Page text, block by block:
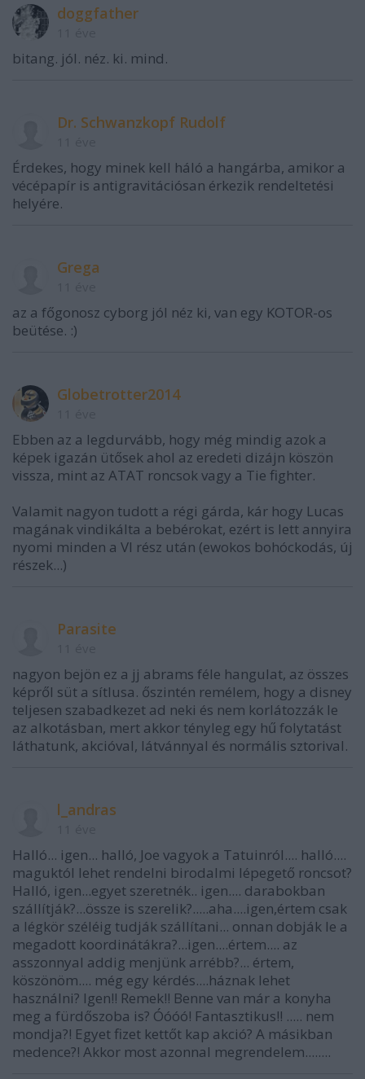
doggfather
bitang. jól. néz. ki. mind.
Dr. Schwanzkopf Rudolf
Érdekes, hogy minek kell háló a hangárba, amikor a
vécépapír is antigravitációsan érkezik rendeltetési
helyére.
Grega
az a főgonosz cyborg jól néz ki, van egy KOTOR-os
beütése. :)
Globetrotter2014
Ebben az a legdurvább, hogy még mindig azok a
képek igazán ütősek ahol az eredeti dizájn köszön
vissza, mint az ATAT roncsok vagy a Tie fighter.
Valamit nagyon tudott a régi gárda, kár hogy Lucas
magának vindikálta a bebérokat, ezért is lett annyira
nyomi minden a VI rész után (ewokos bohóckodás, új
részek...)
Parasite
nagyon bejön ez a jj abrams féle hangulat, az összes
képről süt a sítlusa. őszintén remélem, hogy a disney
teljesen szabadkezet ad neki és nem korlátozzák le
az alkotásban, mert akkor tényleg egy hű folytatást
láthatunk, akcióval, látvánnyal és normális sztorival.
l_andras
Halló... igen... halló, Joe vagyok a Tatuinról.... halló....
maguktól lehet rendelni birodalmi lépegető roncsot?
Halló, igen...egyet szeretnék.. igen.... darabokban
szállítják?...össze is szerelik?.....aha....igen,értem csak
a légkör széléig tudják szállítani... onnan dobják le a
megadott koordinátákra?...igen....értem.... az
asszonnyal addig menjünk arrébb?... értem,
köszönöm.... még egy kérdés....háznak lehet
használni? Igen!! Remek!! Benne van már a konyha
meg a fürdőszoba is? Óóóó! Fantasztikus!! ..... nem
mondja?! Egyet fizet kettőt kap akció? A másikban
medence?! Akkor most azonnal megrendelem........